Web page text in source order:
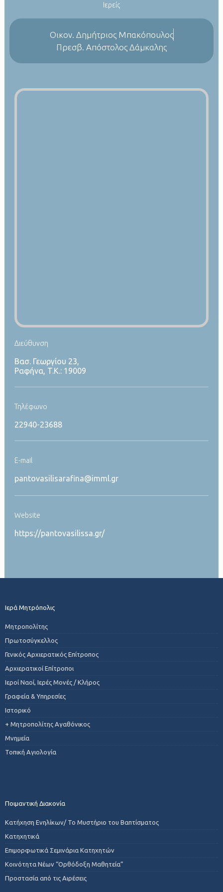
Ιερείς
Οικον. Δημήτριος Μπακόπουλος
Πρεσβ. Απόστολος Δάμκαλης
Διεύθυνση
Βασ. Γεωργίου 23,
Ραφήνα, T.K.: 19009
Τηλέφωνο
22940-23688
Ε-mail
pantovasilisarafina@imml.gr
Website
https://pantovasilissa.gr/
Ιερά Μητρόπολις
Μητροπολίτης
Πρωτοσύγκελλος
Γενικός Αρχιερατικός Επίτροπος
Αρχιερατικοί Επίτροποι
Ιεροί Ναοί, Ιερές Μονές / Κλήρος
Γραφεία & Υπηρεσίες
Ιστορικό
+ Μητροπολίτης Αγαθόνικος
Μνημεία
Τοπική Αγιολογία
Ποιμαντική Διακονία
Κατήχηση Ενηλίκων/ Το Μυστήριο του Βαπτίσματος
Κατηχητικά
Επιμορφωτικά Σεμινάρια Κατηχητών
Κοινότητα Νέων “Ορθόδοξη Μαθητεία”
Προστασία από τις Αιρέσεις